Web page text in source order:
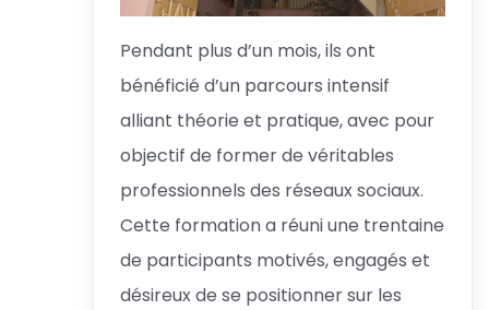
Pendant plus d’un mois, ils ont
bénéficié d’un parcours intensif
alliant théorie et pratique, avec pour
objectif de former de véritables
professionnels des réseaux sociaux.
Cette formation a réuni une trentaine
de participants motivés, engagés et
désireux de se positionner sur les